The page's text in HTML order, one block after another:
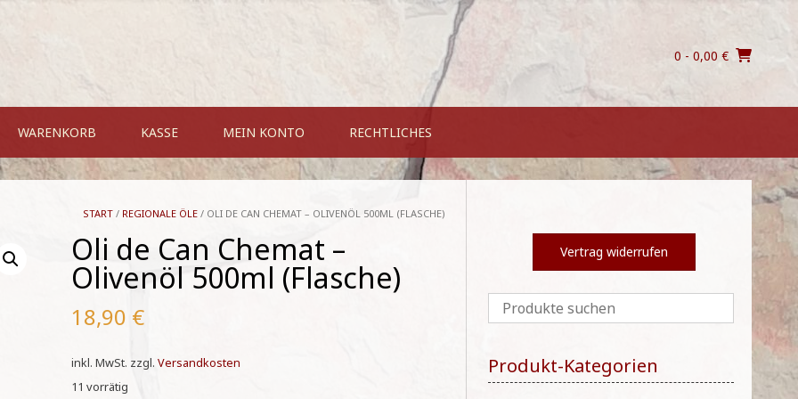
0 - 0,00 €
WARENKORB KASSE MEIN KONTO RECHTLICHES
START / REGIONALE ÖLE / OLI DE CAN CHEMAT – OLIVENÖL 500ML (FLASCHE)
Oli de Can Chemat –
Olivenöl 500ml (Flasche)
18,90 €
inkl. MwSt. zzgl. Versandkosten
11 vorrätig
Vertrag widerrufen
Produkt-Kategorien